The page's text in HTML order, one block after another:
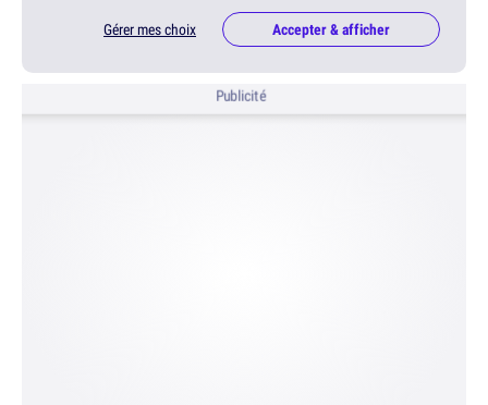
Gérer mes choix Accepter & afficher
Publicité